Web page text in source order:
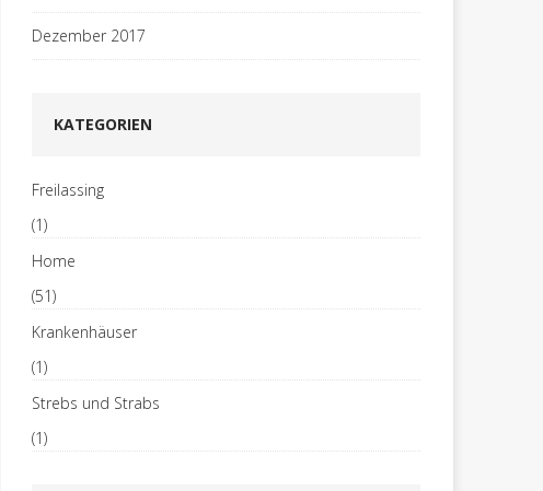
Dezember 2017
KATEGORIEN
Freilassing
(1)
Home
(51)
Krankenhäuser
(1)
Strebs und Strabs
(1)